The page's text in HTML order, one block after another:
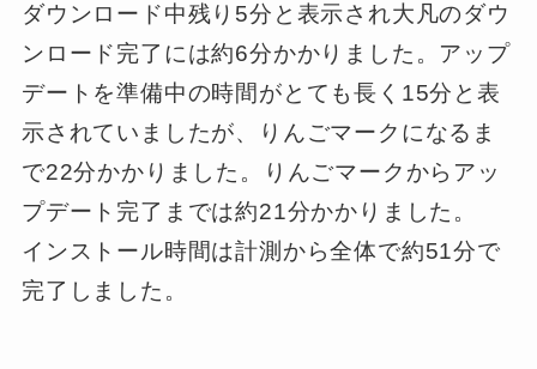
ダウンロード中残り5分と表示され大凡のダウ
ンロード完了には約6分かかりました。アップ
デートを準備中の時間がとても長く15分と表
示されていましたが、りんごマークになるま
で22分かかりました。りんごマークからアッ
プデート完了までは約21分かかりました。
インストール時間は計測から全体で約51分で
完了しました。